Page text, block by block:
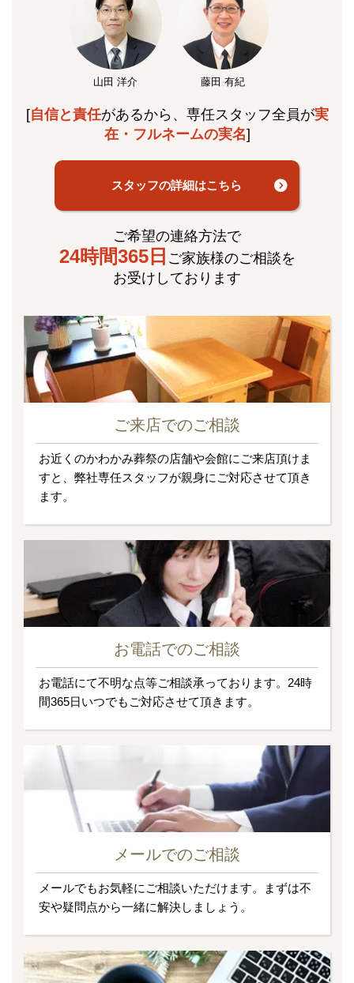
山田 洋介 藤田 有紀
[自信と責任があるから、専任スタッフ全員が実
在・フルネームの実名]
スタッフの詳細はこちら
ご希望の連絡方法で
24時間365日 ご家族様のご相談を
お受けしております
ご来店でのご相談
お近くのかわかみ葬祭の店舗や会館にご来店頂けま
すと、弊社専任スタッフが親身にご対応させて頂き
ます。
お電話でのご相談
お電話にて不明な点等ご相談承っております。24時
間365日いつでもご対応させて頂きます。
メールでのご相談
メールでもお気軽にご相談いただけます。まずは不
安や疑問点から一緒に解決しましょう。